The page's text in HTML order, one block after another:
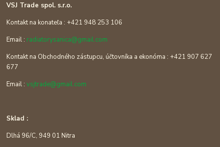
VSJ Trade spol. s.r.o.
Kontakt na konateľa : +421 948 253 106
Email : radiatorysanica@gmail.com
Kontakt na Obchodného zástupcu, účtovníka a ekonóma : +421 907 627
677
Email :vsjtrade@gmail.com
Sklad :
Dlhá 96/C, 949 01 Nitra